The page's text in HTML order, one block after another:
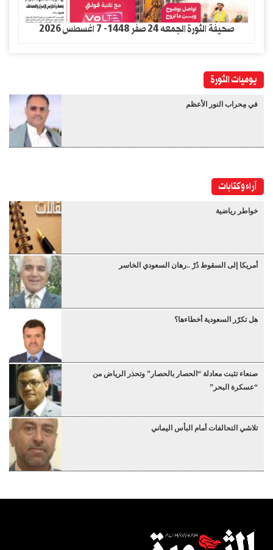
صحيفة الثورة الجمعه 24 صفر 1448- 7 اغسطس 2026
يوميات الثورة
في مِحراب النور الأعظم
آراء وكتابات
خواطر رياضية
أمريكا إلى السقوط دُرْ ..رهان السعودي الخاسر
هل تكرّر السعودية أخطاءها؟
صنعاء تثبت معادلة “الحصار بالحصار” وتحذر الرياض من
“عسكرة البحر”
تلاشي التحالفات أمام البأس اليماني